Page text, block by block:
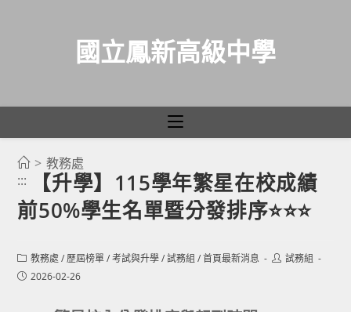
國立鳳新高級中學
> 教務處
:::
【升學】115學年繁星在校成績
前50%學生名單暨分發排序⭐⭐⭐
Post
category:
教務處 / 歷屆榜單 / 考試與升學 / 試務組 / 首頁最新消息
Post試務組
Post2026-02-26